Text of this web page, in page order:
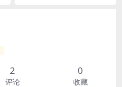
2
评论
0
收藏